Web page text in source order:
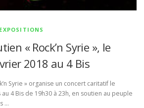
« Rock’n Syrie », le
2018 au 4 Bis
Syrie » organise un concert caritatif le
4 Bis de 19h30 à 23h, en soutien au peuple
…